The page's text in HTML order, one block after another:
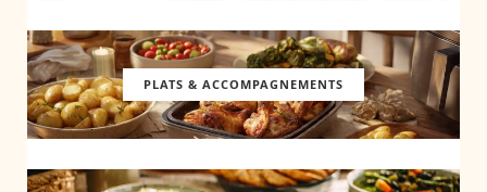
PLATS & ACCOMPAGNEMENTS